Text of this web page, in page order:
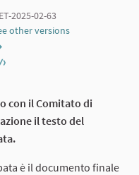
2025-02-63
other versions
con il Comitato di
il testo del
è il documento finale